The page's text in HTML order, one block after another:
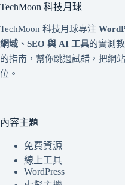
TechMoon 科技月球
TechMoon 科技月球專注
網域、SEO 與 AI 工具的實測教
的指南，幫你跳過試錯，把網
位。
內容主題
免費資源
線上工具
WordPress